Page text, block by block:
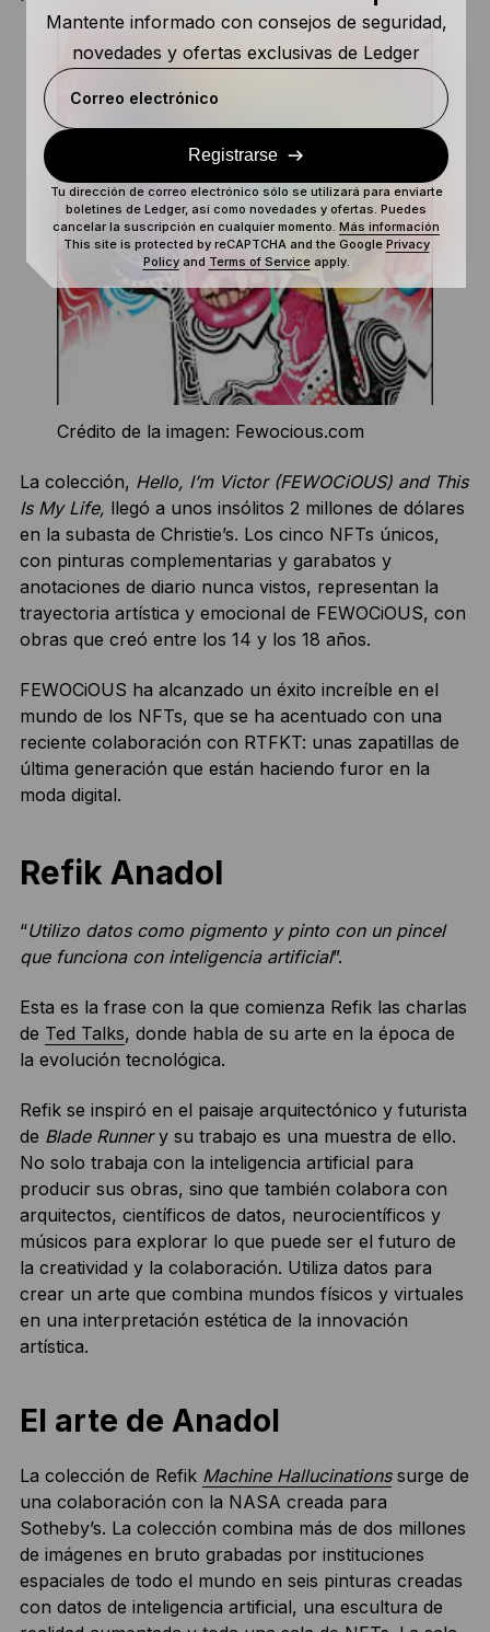
Crédito de la imagen: Fewocious.com
La colección, Hello, I’m Victor (FEWOCiOUS) and This
Is My Life, llegó a unos insólitos 2 millones de dólares
en la subasta de Christie’s. Los cinco NFTs únicos,
con pinturas complementarias y garabatos y
anotaciones de diario nunca vistos, representan la
trayectoria artística y emocional de FEWOCiOUS, con
obras que creó entre los 14 y los 18 años.
FEWOCiOUS ha alcanzado un éxito increíble en el
mundo de los NFTs, que se ha acentuado con una
reciente colaboración con RTFKT: unas zapatillas de
última generación que están haciendo furor en la
moda digital.
Refik Anadol
“Utilizo datos como pigmento y pinto con un pincel
que funciona con inteligencia artificial”.
Esta es la frase con la que comienza Refik las charlas
de Ted Talks, donde habla de su arte en la época de
la evolución tecnológica.
Refik se inspiró en el paisaje arquitectónico y futurista
de Blade Runnery su trabajo es una muestra de ello.
No solo trabaja con la inteligencia artificial para
producir sus obras, sino que también colabora con
arquitectos, científicos de datos, neurocientíficos y
músicos para explorar lo que puede ser el futuro de
la creatividad y la colaboración. Utiliza datos para
crear un arte que combina mundos físicos y virtuales
en una interpretación estética de la innovación
artística.
El arte de Anadol
La colección de Refik Machine Hallucinationssurge de
una colaboración con la NASA creada para
Sotheby’s. La colección combina más de dos millones
de imágenes en bruto grabadas por instituciones
espaciales de todo el mundo en seis pinturas creadas
con datos de inteligencia artificial, una escultura de
Mantente informado con consejos de seguridad,
novedades y ofertas exclusivas de Ledger
Correo electrónico
Registrarse
Tu dirección de correo electrónico sólo se utilizará para enviarte
boletines de Ledger, así como novedades y ofertas. Puedes
cancelar la suscripción en cualquier momento. Más información
This site is protected by reCAPTCHA and the Google Privacy
Policyand Terms of Serviceapply.